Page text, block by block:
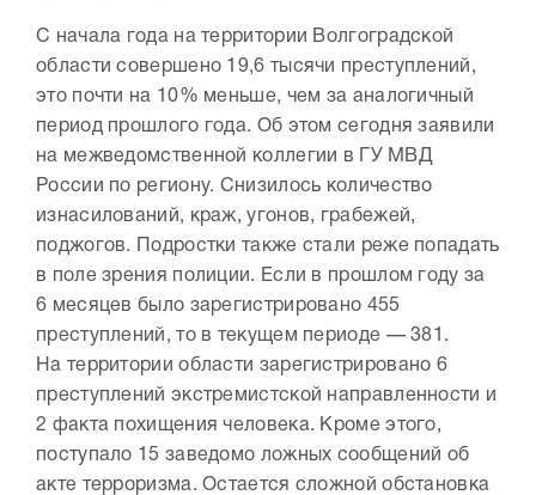
С начала года на территории Волгоградской
области совершено 19,6 тысячи преступлений,
это почти на 10% меньше, чем за аналогичный
период прошлого года. Об этом сегодня заявили
на межведомственной коллегии в ГУ МВД
России по региону. Снизилось количество
изнасилований, краж, угонов, грабежей,
поджогов. Подростки также стали реже попадать
в поле зрения полиции. Если в прошлом году за
6 месяцев было зарегистрировано 455
преступлений, то в текущем периоде — 381.
На территории области зарегистрировано 6
преступлений экстремистской направленности и
2 факта похищения человека. Кроме этого,
поступало 15 заведомо ложных сообщений об
акте терроризма. Остается сложной обстановка